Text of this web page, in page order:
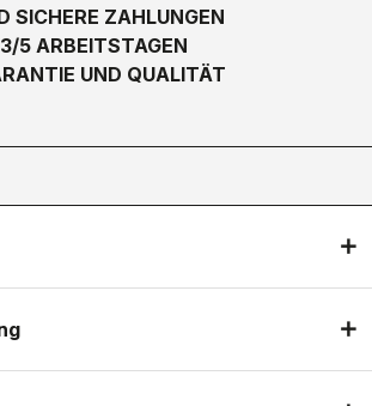
SICHERE ZAHLUNGEN
5 ARBEITSTAGEN
UND QUALITÄT